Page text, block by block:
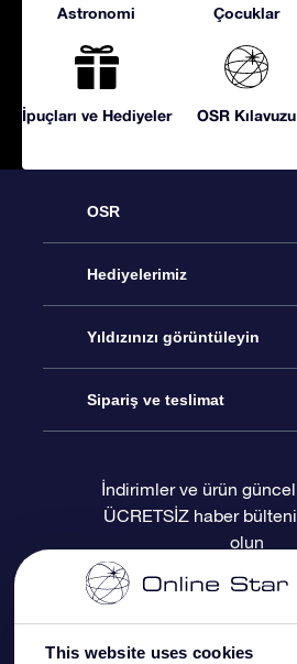
This website uses cookies
Astronomi Çocuklar
İpuçları ve Hediyeler OSR Kılavuzu
OSR
Hizmet
İletişim
Blogu
Değerlendirmeler
Hediyelerimiz
Çevrimiçi Yıldız Hediyesi
OSR Hediye Paketi
OSR Hediye Kartı
Kurumsal hediyeler
Yıldızınızı görüntüleyin
Star Register
Kişiselleştirilmiş Yıldız Sayfası
Bir Milyon Yıldız
OSR Starsaver
Sipariş ve teslimat
Ödeme bilgileri
Sevkiyat bilgileri
İade Politikası
İndirimler ve ürün
ÜCRETSİZ haber
olun